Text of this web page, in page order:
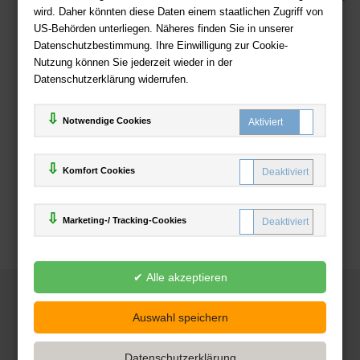
wird. Daher könnten diese Daten einem staatlichen Zugriff von
US-Behörden unterliegen. Näheres finden Sie in unserer
Datenschutzbestimmung. Ihre Einwilligung zur Cookie-
Nutzung können Sie jederzeit wieder in der
Datenschutzerklärung widerrufen.
Notwendige Cookies
Komfort Cookies
Marketing-/ Tracking-Cookies
Zahlweisen
Deutsche-Buchhandlung.de
www.deutsche-buchhandlung.de ist ein Angebot der
Handelsgesellschaft mbH
Powered by Inooga